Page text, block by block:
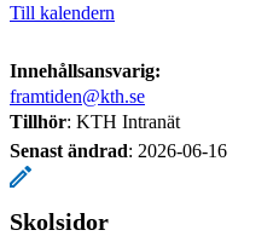
Till kalendern
Innehållsansvarig:
framtiden@kth.se
Tillhör: KTH Intranät
Senast ändrad: 2026-06-16
Skolsidor